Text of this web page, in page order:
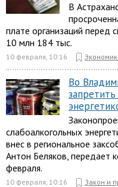
В
плате организаций перед
10 млн 184 тыс.
10 февраля, 10:16
Во
слабоалкогольных
внес в региональное
Антон Беляков, передает
февраля.
10 февраля, 10:16 Закон и